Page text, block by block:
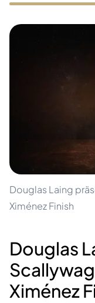
Douglas Laing
Ximénez Finish
Douglas
Ximénez